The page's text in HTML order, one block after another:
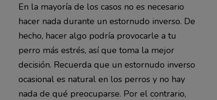
En la mayoría de los casos no es necesario
hacer nada durante un estornudo inverso. De
hecho, hacer algo podría provocarle a tu
perro más estrés, así que toma la mejor
decisión. Recuerda que un estornudo inverso
ocasional es natural en los perros y no hay
nada de qué preocuparse. Por el contrario,